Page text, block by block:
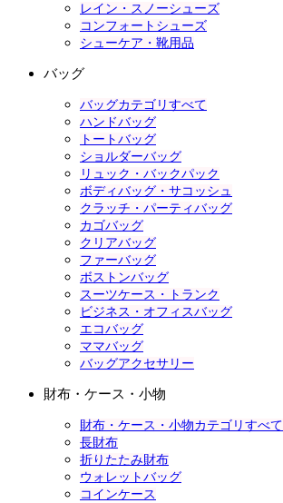
レイン・スノーシューズ
コンフォートシューズ
シューケア・靴用品
バッグ
バッグカテゴリすべて
ハンドバッグ
トートバッグ
ショルダーバッグ
リュック・バックパック
ボディバッグ・サコッシュ
クラッチ・パーティバッグ
カゴバッグ
クリアバッグ
ファーバッグ
ボストンバッグ
スーツケース・トランク
ビジネス・オフィスバッグ
エコバッグ
ママバッグ
バッグアクセサリー
財布・ケース・小物
財布・ケース・小物カテゴリすべて
長財布
折りたたみ財布
ウォレットバッグ
コインケース